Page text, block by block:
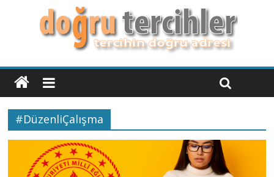
#DüzenliÇalışma